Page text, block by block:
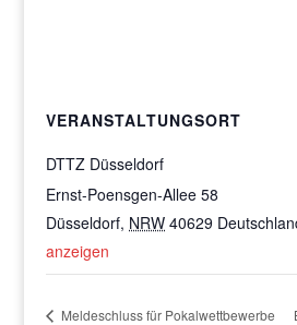
VERANSTALTUNGSORT
DTTZ Düsseldorf
Ernst-Poensgen-Allee 58
Düsseldorf, NRW 40629
anzeigen
Meldeschluss für Pokalwettbewerbe